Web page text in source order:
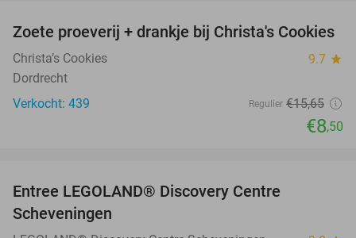
46%
Zoete proeverij + drankje bij Christa's Cookies
Christa’s Cookies 9.7 star
Dordrecht
Verkocht: 439
Regulier €15,65
€8,50
Entree LEGOLAND® Discovery Centre
Scheveningen